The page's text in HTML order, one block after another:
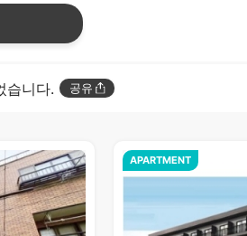
습니다. 공유
APARTMENT